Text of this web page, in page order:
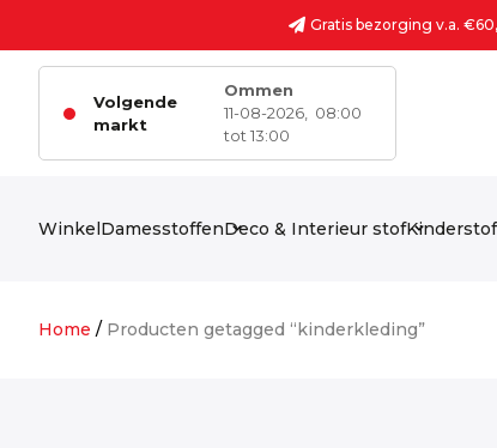
Gratis bezorging v.a.
Volgende
markt
Ommen
11-08-2026,
08:00
tot 13:00
WinkelDamesstoffenDeco & Interieur stof
Home / Producten getagged “kinderkleding”